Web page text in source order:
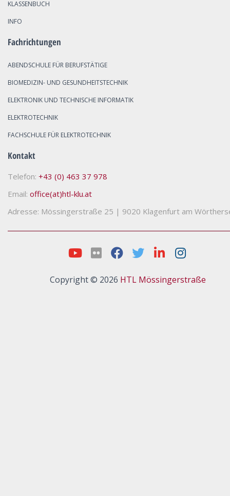
KLASSENBUCH
INFO
Fachrichtungen
ABENDSCHULE FÜR BERUFSTÄTIGE
BIOMEDIZIN- UND GESUNDHEITSTECHNIK
ELEKTRONIK UND TECHNISCHE INFORMATIK
ELEKTROTECHNIK
FACHSCHULE FÜR ELEKTROTECHNIK
Kontakt
Telefon: +43 (0) 463 37 978
Email: office(at)htl-klu.at
Adresse: Mössingerstraße 25 | 9020 Klagenfurt am
Copyright © 2026 HTL Mössingerstraße